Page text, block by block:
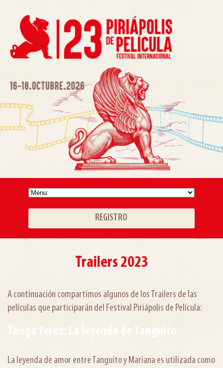
REGISTRO
Trailers 2023
A continuación compartimos algunos de los Trailers de las
películas que participarán del Festival Piriápolis de Película:
Tango feroz: La leyenda de Tanguito
La leyenda de amor entre Tanguito y Mariana es utilizada como